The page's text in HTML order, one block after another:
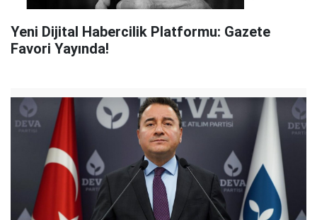
Yeni Dijital Habercilik Platformu: Gazete
Favori Yayında!